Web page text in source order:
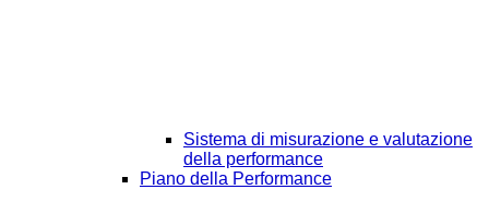
Sistema di misurazione e valutazione
della performance
Piano della Performance